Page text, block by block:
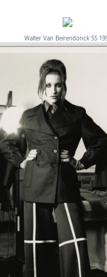
Walter Van Beirendonck SS